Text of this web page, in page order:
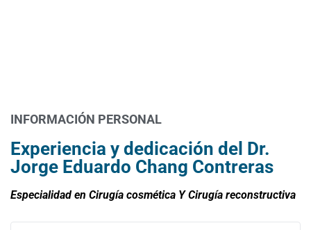
INFORMACIÓN PERSONAL
Experiencia y dedicación del Dr.
Jorge Eduardo Chang Contreras
Especialidad en Cirugía cosmética Y Cirugía reconstructiva